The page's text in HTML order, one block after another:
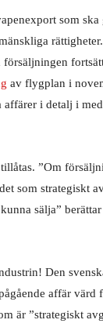
som ska
av flygplan i
i detalj i
”Om
som strategiskt
sälja”
Den
affär
är ”strategiskt